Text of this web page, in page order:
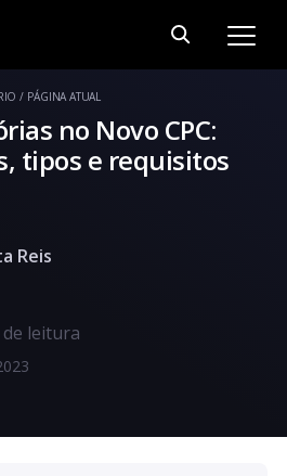
PÁGINA ATUAL
no Novo CPC:
tipos e requisitos
Reis